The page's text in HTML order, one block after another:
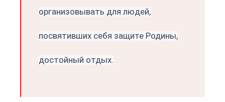
организовывать для людей,
посвятивших себя защите Родины,
достойный отдых.